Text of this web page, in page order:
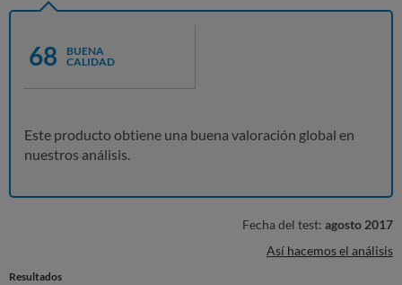
68
BUENA
CALIDAD
Este producto obtiene una buena valoración global en
nuestros análisis.
Fecha del test: agosto 2017
Así hacemos el análisis
Resultados